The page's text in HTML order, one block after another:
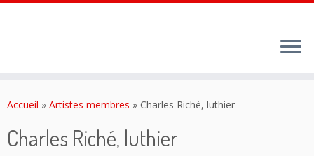
auAccueil » Artistes membres » Charles Riché, luthier
Charles Riché, luthier